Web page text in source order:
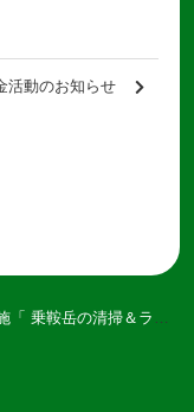
活動のお知らせ